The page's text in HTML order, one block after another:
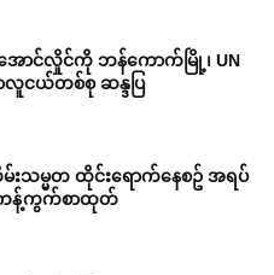
ောင်လှိုင်ကို ဘန်ကောက်မြို့၊ UN
လူငယ်တစ်စု ဆန္ဒပြ
မ်းသမ္မတ ထိုင်းရောက်နေစဥ် အရပ်
ကန့်ကွက်စာထုတ်